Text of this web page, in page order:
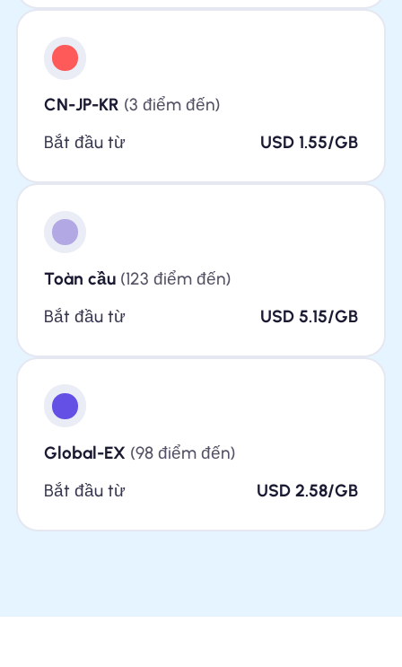
CN-JP-KR (3 điểm đến)
Bắt đầu từ
USD 1.55/GB
Toàn cầu(123 điểm đến)
Bắt đầu từ
USD 5.15/GB
Global-EX (98 điểm đến)
Bắt đầu từ
USD 2.58/GB